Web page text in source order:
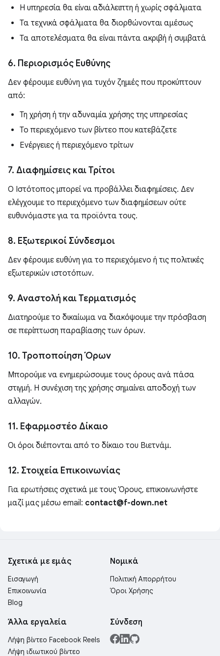
Η υπηρεσία θα είναι αδιάλειπτη ή χωρίς σφάλματα
Τα τεχνικά σφάλματα θα διορθώνονται αμέσως
Τα αποτελέσματα θα είναι πάντα ακριβή ή συμβατά
6. Περιορισμός Ευθύνης
Δεν φέρουμε ευθύνη για τυχόν ζημιές που προκύπτουν
από:
Τη χρήση ή την αδυναμία χρήσης της υπηρεσίας
Το περιεχόμενο των βίντεο που κατεβάζετε
Ενέργειες ή περιεχόμενο τρίτων
7. Διαφημίσεις και Τρίτοι
Ο Ιστότοπος μπορεί να προβάλλει διαφημίσεις. Δεν
ελέγχουμε το περιεχόμενο των διαφημίσεων ούτε
ευθυνόμαστε για τα προϊόντα τους.
8. Εξωτερικοί Σύνδεσμοι
Δεν φέρουμε ευθύνη για το περιεχόμενο ή τις πολιτικές
εξωτερικών ιστοτόπων.
9. Αναστολή και Τερματισμός
Διατηρούμε το δικαίωμα να διακόψουμε την πρόσβαση
σε περίπτωση παραβίασης των όρων.
10. Τροποποίηση Όρων
Μπορούμε να ενημερώσουμε τους όρους ανά πάσα
στιγμή. Η συνέχιση της χρήσης σημαίνει αποδοχή των
αλλαγών.
11. Εφαρμοστέο Δίκαιο
Οι όροι διέπονται από το δίκαιο του Βιετνάμ.
12. Στοιχεία Επικοινωνίας
Για ερωτήσεις σχετικά με τους Όρους, επικοινωνήστε
μαζί μας μέσω email: contact@f-down.net
Σχετικά με εμάς
Εισαγωγή
Επικοινωνία
Blog
Νομικά
Πολιτική Απορρήτου
Όροι Χρήσης
Άλλα εργαλεία
Λήψη βίντεο Facebook Reels
Λήψη ιδιωτικού βίντεο
Σύνδεση